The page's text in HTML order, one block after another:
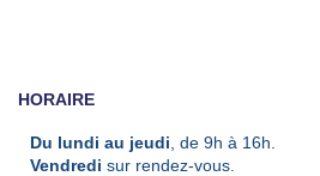
HORAIRE
Du lundi au jeudi , de 9h à 16h.
Vendredi sur rendez-vous.